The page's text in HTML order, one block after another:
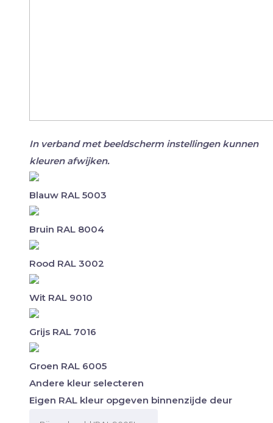
In verband met beeldscherm instellingen kunnen
kleuren afwijken.
Blauw RAL 5003
Bruin RAL 8004
Rood RAL 3002
Wit RAL 9010
Grijs RAL 7016
Groen RAL 6005
Andere kleur selecteren
Eigen RAL kleur opgeven binnenzijde deur